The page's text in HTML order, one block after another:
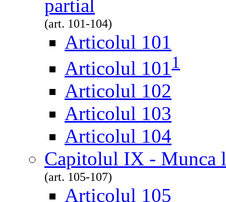
partial
(art. 101-104)
Articolul 101
Articolul 1011
Articolul 102
Articolul 103
Articolul 104
Capitolul IX - Munca
(art. 105-107)
Articolul 105